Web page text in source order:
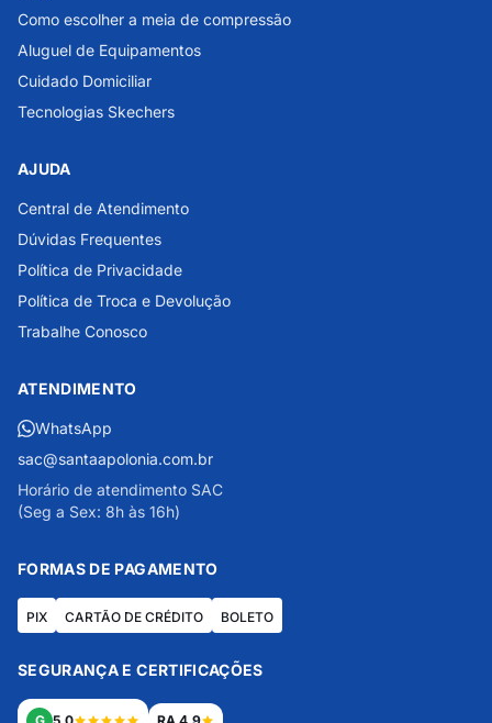
Como escolher a meia de compressão
Aluguel de Equipamentos
Cuidado Domiciliar
Tecnologias Skechers
AJUDA
Central de Atendimento
Dúvidas Frequentes
Política de Privacidade
Política de Troca e Devolução
Trabalhe Conosco
ATENDIMENTO
WhatsApp
sac@santaapolonia.com.br
Horário de atendimento SAC
(Seg a Sex: 8h às 16h)
FORMAS DE PAGAMENTO
PIX CARTÃO DE CRÉDITO BOLETO
SEGURANÇA E CERTIFICAÇÕES